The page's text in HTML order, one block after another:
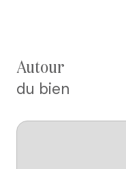
autour
du bien